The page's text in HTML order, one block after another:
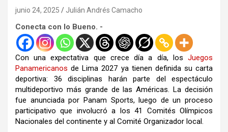
junio 24, 2025 Julián Andrés Camacho
Conecta con lo Bueno. -
Con una expectativa que crece día a día, los Juegos
Panamericanos de Lima 2027 ya tienen definida su carta
deportiva: 36 disciplinas harán parte del espectáculo
multideportivo más grande de las Américas. La decisión
fue anunciada por Panam Sports, luego de un proceso
participativo que involucró a los 41 Comités Olímpicos
Nacionales del continente y al Comité Organizador local.